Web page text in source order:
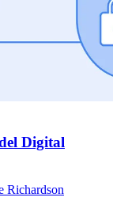
Digital
Richardson